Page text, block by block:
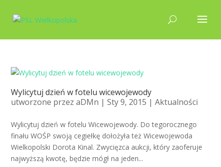
Wylicytuj dzień w fotelu wicewojewody
utworzone przezaDMn | Sty 9, 2015 |Aktualności
Wylicytuj dzień w fotelu Wicewojewody. Do tegorocznego
finału WOŚP swoją cegiełkę dołożyła też Wicewojewoda
Wielkopolski Dorota Kinal. Zwycięzca aukcji, który zaoferuje
najwyższą kwotę, będzie mógł na jeden...